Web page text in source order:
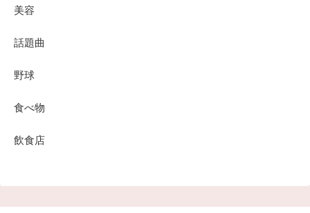
美容
話題曲
野球
食べ物
飲食店